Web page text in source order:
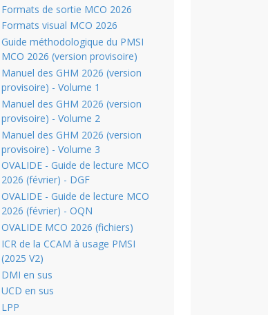
Formats de sortie MCO 2026
Formats visual MCO 2026
Guide méthodologique du PMSI
MCO 2026 (version provisoire)
Manuel des GHM 2026 (version
provisoire) - Volume 1
Manuel des GHM 2026 (version
provisoire) - Volume 2
Manuel des GHM 2026 (version
provisoire) - Volume 3
OVALIDE - Guide de lecture MCO
2026 (février) - DGF
OVALIDE - Guide de lecture MCO
2026 (février) - OQN
OVALIDE MCO 2026 (fichiers)
ICR de la CCAM à usage PMSI
(2025 V2)
DMI en sus
UCD en sus
LPP